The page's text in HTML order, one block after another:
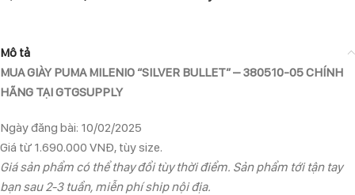
Mô tả
MUA GIÀY PUMA MILENIO “SILVER BULLET” – 380510-05 CHÍNH
HÃNG TẠI GTGSUPPLY
Ngày đăng bài: 10/02/2025
Giá từ 1.690.000 VNĐ, tùy size.
Giá sản phẩm có thể thay đổi tùy thời điểm. Sản phẩm tới tận tay
bạn sau 2-3 tuần, miễn phí ship nội địa.